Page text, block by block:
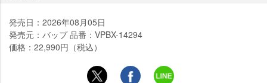
発売日：2026年08月05日
発売元：バップ 品番：VPBX-14294
価格：22,990円（税込）